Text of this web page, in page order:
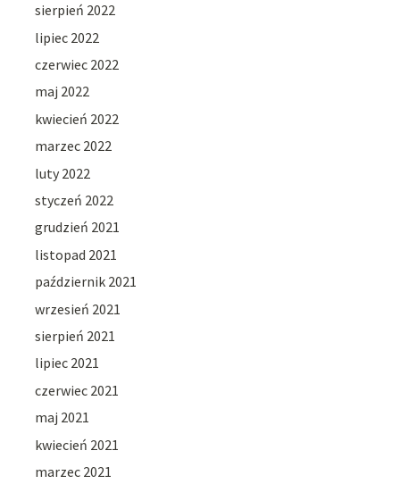
sierpień 2022
lipiec 2022
czerwiec 2022
maj 2022
kwiecień 2022
marzec 2022
luty 2022
styczeń 2022
grudzień 2021
listopad 2021
październik 2021
wrzesień 2021
sierpień 2021
lipiec 2021
czerwiec 2021
maj 2021
kwiecień 2021
marzec 2021